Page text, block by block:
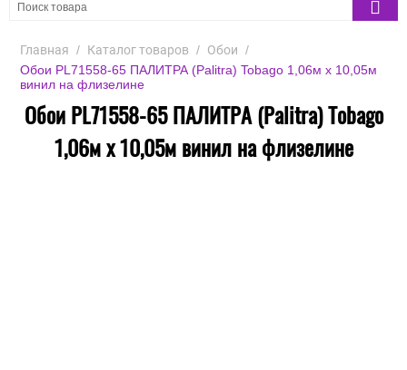
Главная / Каталог товаров / Обои /
Обои PL71558-65 ПАЛИТРА (Palitra) Tobago 1,06м х 10,05м
винил на флизелине
Обои PL71558-65 ПАЛИТРА (Palitra) Tobago
1,06м х 10,05м винил на флизелине